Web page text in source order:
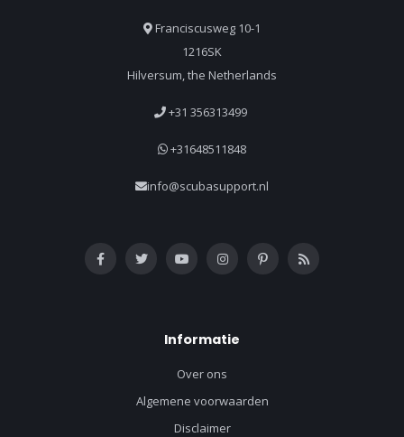
Franciscusweg 10-1
1216SK
Hilversum, the Netherlands
+31 356313499
+31648511848
info@scubasupport.nl
Informatie
Over ons
Algemene voorwaarden
Disclaimer